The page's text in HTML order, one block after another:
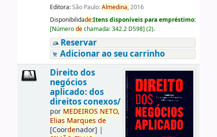
Editora:São Paulo:Almedina,2016
Disponibilidade:Itens disponíveis para empréstimo:
[Númerodechamada:342.2 D598] (2).
Reservar
Adicionar ao seu carrinho
Direito dos
negócios
aplicado: dos
direitos conexos/
por MEDEIROS NETO,
Elias Marques de
[Coordenador] |